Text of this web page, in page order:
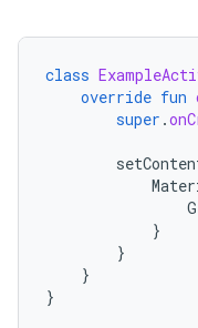
class
override fun
super .
}
}
}
}